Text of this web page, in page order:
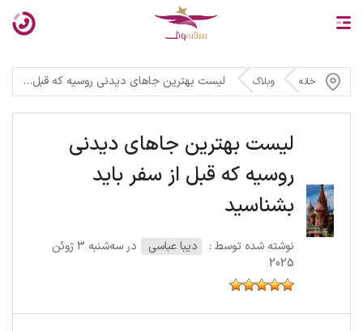
خانه وبلاگ لیست بهترین جاهای دیدنی روسیه که قبل از سفر باید بشناسید
لیست بهترین جاهای دیدنی
روسیه که قبل از سفر باید
بشناسید
نوشته شده توسط : دیبا عباسی
در سه‌شنبه 3 ژوئن
2025